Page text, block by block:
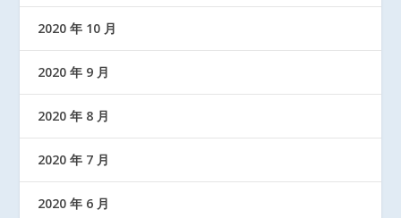
2020 年 10 月
2020 年 9 月
2020 年 8 月
2020 年 7 月
2020 年 6 月